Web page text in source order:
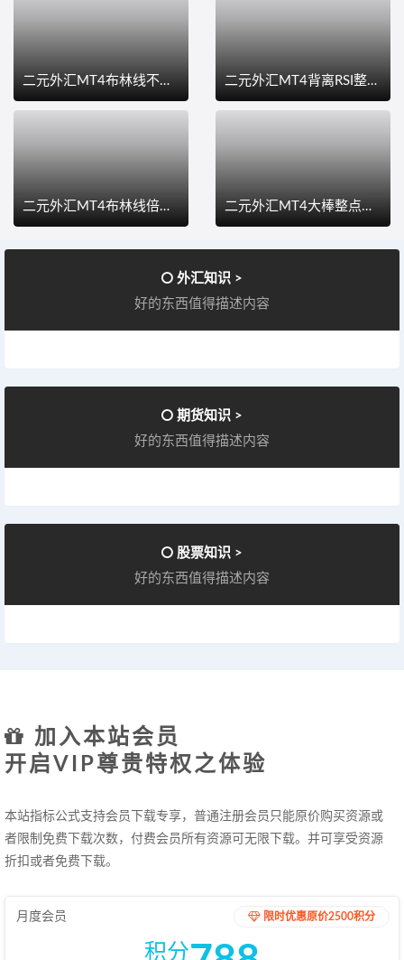
二元外汇MT4布林线不追单EA非时量化AI智能交易自动下单做单EA电脑系统安装AI大盘插件平台工具 二元外汇MT4背离RSI整点智能化下单EA量化AI智能交易自动下单做单EA电脑系统安装AI大盘插件平台工具
二元外汇MT4布林线倍投追单版EA非时量化AI智能交易自动下单做单EA电脑系统安装AI大盘插件平台工具 二元外汇MT4大棒整点智能化EA下单量化AI智能交易自动下单做单EA电脑系统安装AI大盘插件平台工具
外汇知识 >
好的东西值得描述内容
期货知识 >
好的东西值得描述内容
股票知识 >
好的东西值得描述内容
加入本站会员
开启VIP尊贵特权之体验
本站指标公式支持会员下载专享，普通注册会员只能原价购买资源或
者限制免费下载次数，付费会员所有资源可无限下载。并可享受资源
折扣或者免费下载。
限时优惠原价2500积分
月度会员
积分